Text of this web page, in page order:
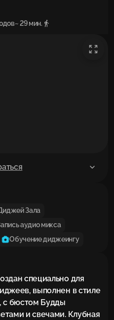
~ 29 мин.
Зала
аудио микса
Обучение диджеингу
специально для
выполнен в стиле
с бюстом Будды
и свечами. Клубная